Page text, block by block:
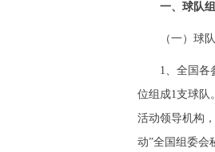
一、球队
（一）球
1、全国各参
位组成1支球队
活动领导机构
动”全国组委会